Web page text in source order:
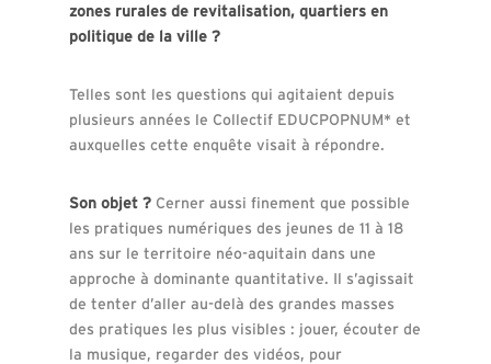
zones rurales de revitalisation, quartiers en
politique de la ville ?
Telles sont les questions qui agitaient depuis
plusieurs années le Collectif EDUCPOPNUM* et
auxquelles cette enquête visait à répondre.
Son objet ?Cerner aussi finement que possible
les pratiques numériques des jeunes de 11 à 18
ans sur le territoire néo-aquitain dans une
approche à dominante quantitative. Il s’agissait
de tenter d’aller au-delà des grandes masses
des pratiques les plus visibles : jouer, écouter de
la musique, regarder des vidéos, pour